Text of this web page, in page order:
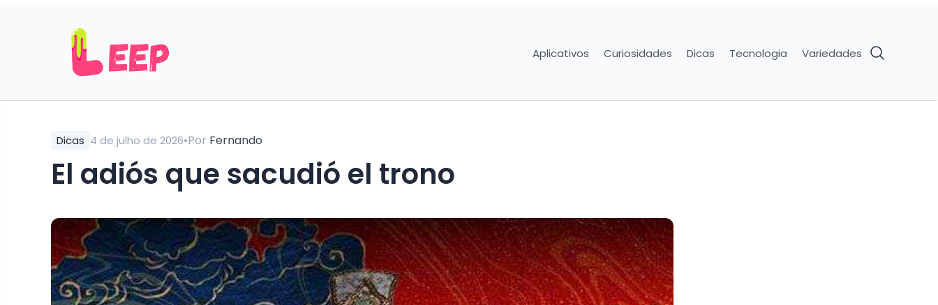
Aplicativos Curiosidades Dicas Tecnologia Variedades
Dicas 4 de julho de 2026•Por Fernando
El adiós que sacudió el trono